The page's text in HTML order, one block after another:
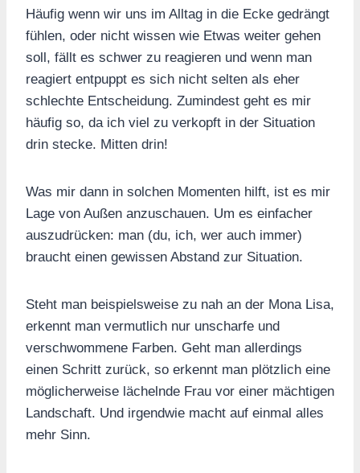
Häufig wenn wir uns im Alltag in die Ecke gedrängt
fühlen, oder nicht wissen wie Etwas weiter gehen
soll, fällt es schwer zu reagieren und wenn man
reagiert entpuppt es sich nicht selten als eher
schlechte Entscheidung. Zumindest geht es mir
häufig so, da ich viel zu verkopft in der Situation
drin stecke. Mitten drin!
Was mir dann in solchen Momenten hilft, ist es mir
Lage von Außen anzuschauen. Um es einfacher
auszudrücken: man (du, ich, wer auch immer)
braucht einen gewissen Abstand zur Situation.
Steht man beispielsweise zu nah an der Mona Lisa,
erkennt man vermutlich nur unscharfe und
verschwommene Farben. Geht man allerdings
einen Schritt zurück, so erkennt man plötzlich eine
möglicherweise lächelnde Frau vor einer mächtigen
Landschaft. Und irgendwie macht auf einmal alles
mehr Sinn.